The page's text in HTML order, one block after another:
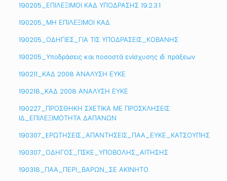
190205_ΕΠΙΛΕΞΙΜΟΙ ΚΑΔ ΥΠΟΔΡΑΣΗΣ 19.2.3.1
190205_ΜΗ ΕΠΙΛΕΞΙΜΟΙ ΚΑΔ
190205_ΟΔΗΓΙΕΣ_ΓΙΑ ΤΙΣ ΥΠΟΔΡΑΣΕΙΣ_ΚΟΒΑΝΗΣ
190205_Υποδράσεις και ποσοστά ενίσχυσης ιδ. πράξεων
190211_ΚΑΔ 2008 ΑΝΑΛΥΣΗ ΕΥΚΕ
190218_ΚΑΔ 2008 ΑΝΑΛΥΣΗ ΕΥΚΕ
190227_ΠΡΟΣΘΗΚΗ ΣΧΕΤΙΚΑ ΜΕ ΠΡΟΣΚΛΗΣΕΙΣ
ΙΔ_ΕΠΙΛΕΞΙΜΟΤΗΤΑ ΔΑΠΑΝΩΝ
190307_EΡΩΤΗΣΕΙΣ_ΑΠΑΝΤΗΣΕΙΣ_ΠΑΑ_ΕΥΚΕ_ΚΑΤΣΟΥΠΗΣ
190307_ΟΔΗΓΟΣ_ΠΣΚΕ_ΥΠΟΒΟΛΗΣ_ΑΙΤΗΣΗΣ
190318_ΠΑΑ_ΠΕΡΙ_ΒΑΡΩΝ_ΣΕ ΑΚΙΝΗΤΟ